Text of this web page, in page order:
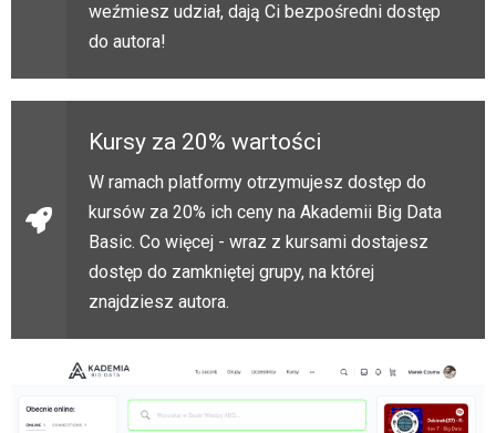
weźmiesz udział, dają Ci bezpośredni dostęp
do autora!
Kursy za 20% wartości
W ramach platformy otrzymujesz dostęp do
kursów za 20% ich ceny na Akademii Big Data
Basic. Co więcej - wraz z kursami dostajesz
dostęp do zamkniętej grupy, na której
znajdziesz autora.